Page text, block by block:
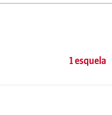
1 esquela